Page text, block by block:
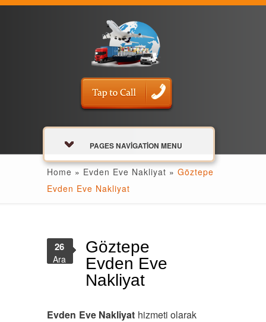
PAGES NAVIGATION MENU
Home » Evden Eve Nakliyat » Göztepe
Evden Eve Nakliyat
Göztepe
Evden Eve
Nakliyat
26
Ara
Evden Eve Nakliyat hizmeti olarak